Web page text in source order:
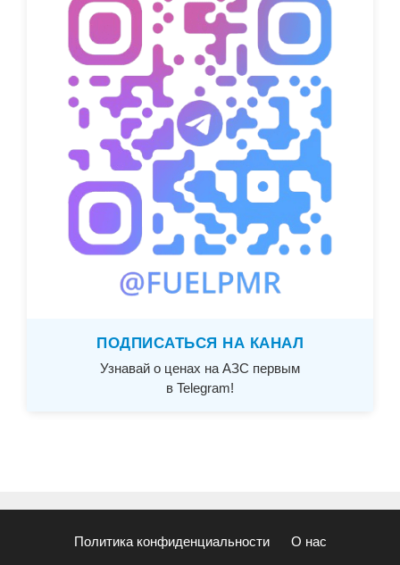
ПОДПИСАТЬСЯ НА КАНАЛ
Узнавай о ценах на АЗС первым
в Telegram!
Политика конфиденциальности О нас